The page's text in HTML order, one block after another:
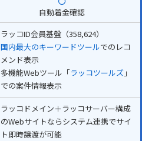
自動着金確認
ラッコID会員基盤（358,624）
国内最大のキーワードツールでのレコ
メンド表示
多機能Webツール「ラッコツールズ」
での案件情報表示
ラッコドメイン＋ラッコサーバー構成
のWebサイトならシステム連携でサイ
ト即時譲渡が可能